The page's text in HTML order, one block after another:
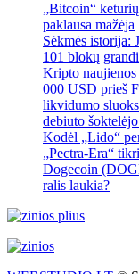
„Bitcoin“
paklausa mažėja
Sėkmės istorija:
101 blokų
Kripto
000 USD prieš
likvidumo
debiuto
Kodėl „Lido“
„Pectra-Era“
Dogecoin
ralis laukia?